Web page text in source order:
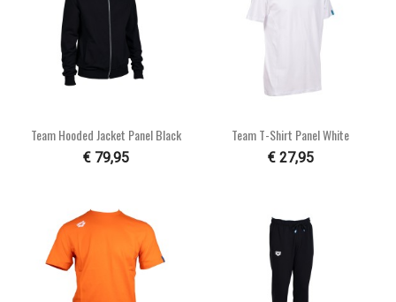
Team Hooded Jacket Panel Black
€ 79,95
Team T-Shirt Panel White
€ 27,95